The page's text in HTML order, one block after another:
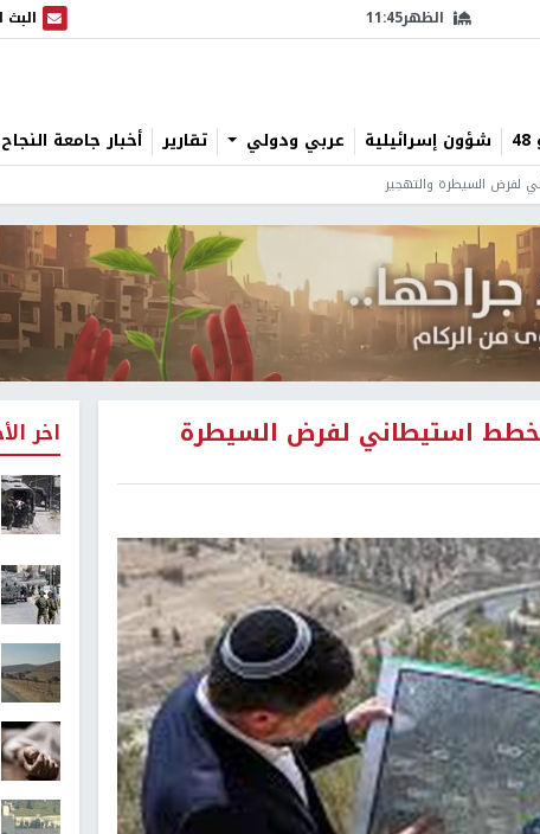
الظهر11:45 البثالبث
شؤون إسرائيلية عربي ودولي تقارير أخبار جامعة النجاح
لفرض السيطرة والتهجير
مخطط استيطاني لفرض السيطرة اخر